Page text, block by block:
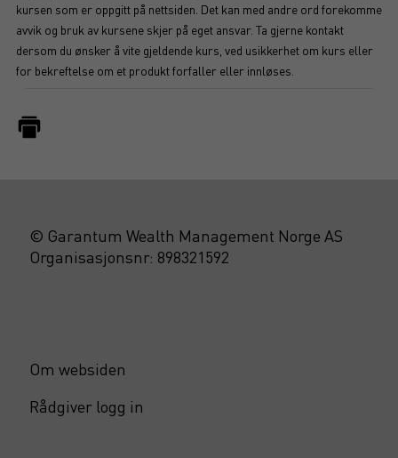
kursen som er oppgitt på nettsiden. Det kan med andre ord forekomme
avvik og bruk av kursene skjer på eget ansvar. Ta gjerne kontakt
dersom du ønsker å vite gjeldende kurs, ved usikkerhet om kurs eller
for bekreftelse om et produkt forfaller eller innløses.
© Garantum Wealth Management Norge AS
Organisasjonsnr: 898321592
Om websiden
Rådgiver logg in